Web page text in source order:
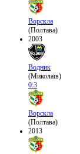
Ворскла
(Полтава)
2003
Водник
(Миколаїв)
0:3
Ворскла
(Полтава)
2013